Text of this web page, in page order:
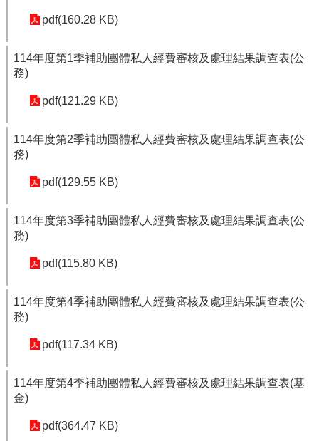
pdf(160.28 KB)
114年度第1季補助團體私人經費審核及處理結果調查表(公
務)
pdf(121.29 KB)
114年度第2季補助團體私人經費審核及處理結果調查表(公
務)
pdf(129.55 KB)
114年度第3季補助團體私人經費審核及處理結果調查表(公
務)
pdf(115.80 KB)
114年度第4季補助團體私人經費審核及處理結果調查表(公
務)
pdf(117.34 KB)
114年度第4季補助團體私人經費審核及處理結果調查表(基
金)
pdf(364.47 KB)